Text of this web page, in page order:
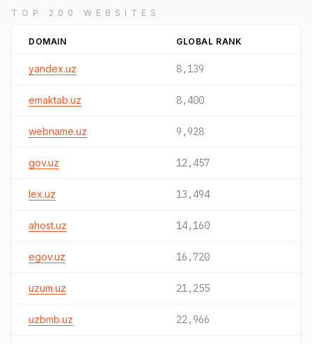
TOP 200 WEBSITES
DOMAIN GLOBAL RANK
yandex.uz 8,139
emaktab.uz 8,400
webname.uz 9,928
gov.uz 12,457
lex.uz 13,494
ahost.uz 14,160
egov.uz 16,720
uzum.uz 21,255
uzbmb.uz 22,966